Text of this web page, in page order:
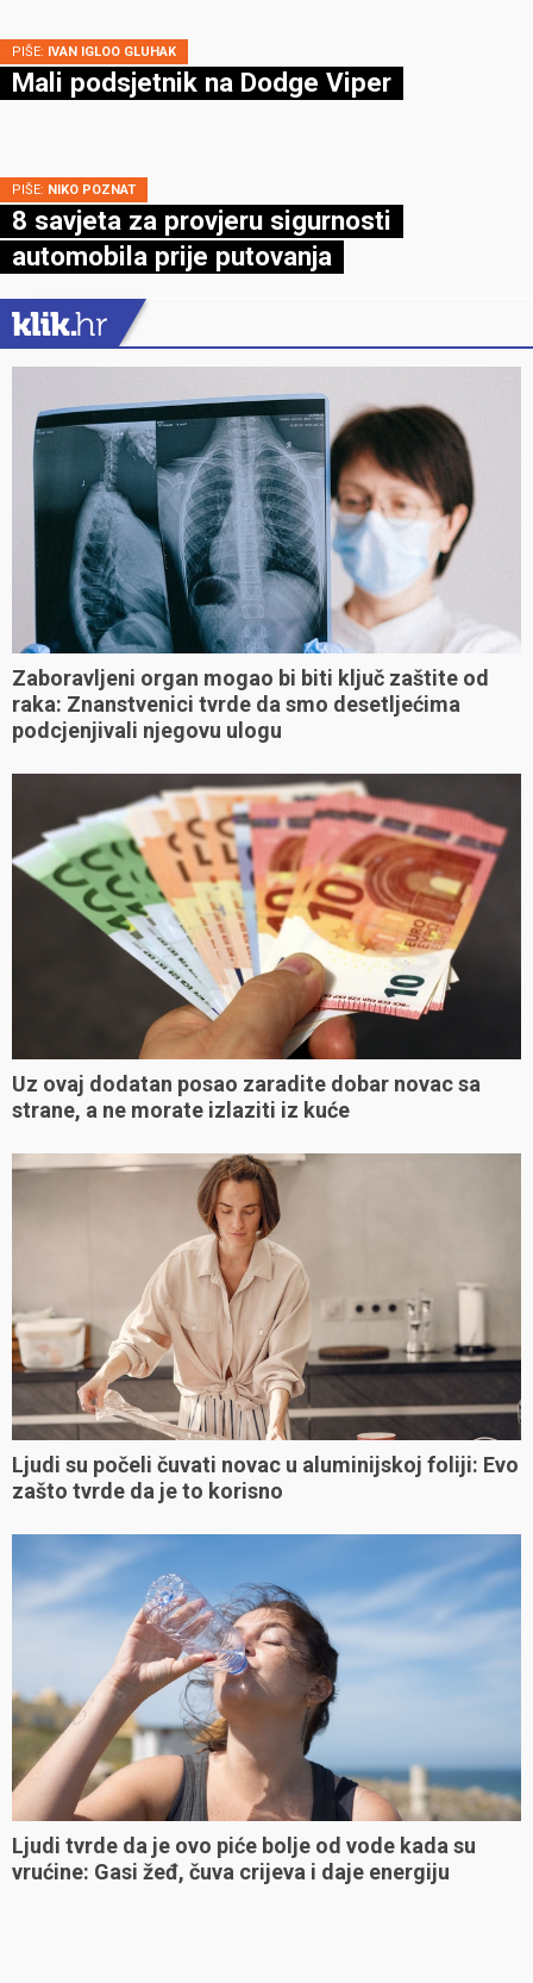
PIŠE: IVAN IGLOO GLUHAK
Mali podsjetnik na Dodge Viper
PIŠE: NIKO POZNAT
8 savjeta za provjeru sigurnosti
automobila prije putovanja
Zaboravljeni organ mogao bi biti ključ zaštite od
raka: Znanstvenici tvrde da smo desetljećima
podcjenjivali njegovu ulogu
Uz ovaj dodatan posao zaradite dobar novac sa
strane, a ne morate izlaziti iz kuće
Ljudi su počeli čuvati novac u aluminijskoj foliji: Evo
zašto tvrde da je to korisno
Ljudi tvrde da je ovo piće bolje od vode kada su
vrućine: Gasi žeđ, čuva crijeva i daje energiju